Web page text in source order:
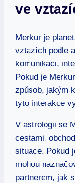
ve
Merkur⁣ je
vztazích podle
komunikaci,
Pokud je‌
způsob, jakým‌
tyto interakce
V astrologii se
cestami,
situace. Pokud
mohou
⁢partnerem, jak